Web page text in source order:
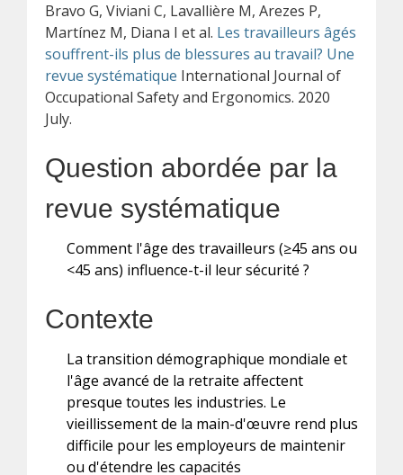
Bravo G, Viviani C, Lavallière M, Arezes P,
Martínez M, Diana I et al. Les travailleurs âgés
souffrent-ils plus de blessures au travail? Une
revue systématique International Journal of
Occupational Safety and Ergonomics. 2020
July.
Question abordée par la
revue systématique
Comment l'âge des travailleurs (≥45 ans ou
<45 ans) influence-t-il leur sécurité ?
Contexte
La transition démographique mondiale et
l'âge avancé de la retraite affectent
presque toutes les industries. Le
vieillissement de la main-d'œuvre rend plus
difficile pour les employeurs de maintenir
ou d'étendre les capacités